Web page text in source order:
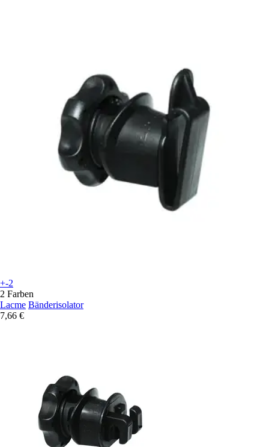
+-2
2 Farben
Lacme Bänderisolator
7,66 €